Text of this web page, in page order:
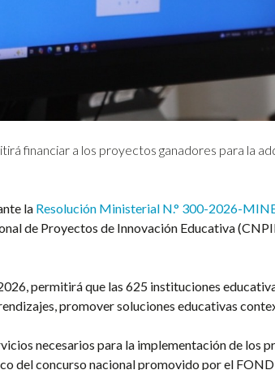
financiar a los proyectos ganadores para la
la Resolución Ministerial N.° 300-2026-
de Proyectos de Innovación Educativa
permitirá que las 625 instituciones
promover soluciones educativas
necesarios para la implementación de los
del concurso nacional promovido por el